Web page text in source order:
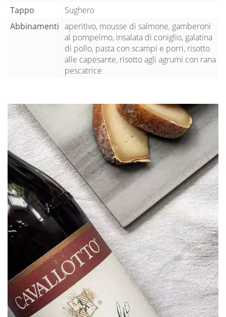
Tappo
Sughero
Abbinamenti aperitivo, mousse di salmone, gamberoni
al pompelmo, insalata di coniglio, galatina
di pollo, pasta con scampi e porri, risotto
alle capesante, risotto agli agrumi con rana
pescatrice